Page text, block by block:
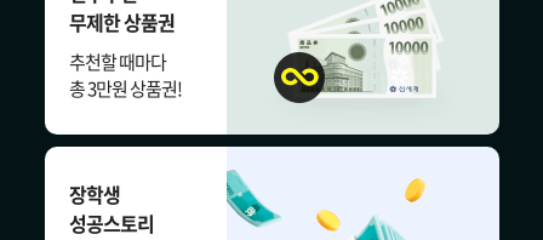
무제한 상품권
추천할 때마다
총 3만원 상품권!
장학생
성공스토리